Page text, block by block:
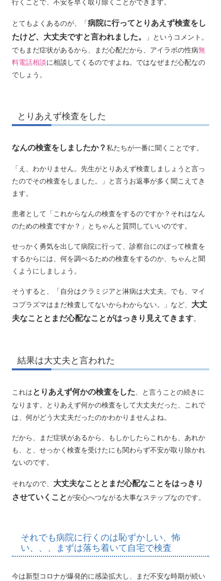
行くことで、不安を早く取り除くことができます。
とてもよくあるのが、「病院に行ってとりあえず検査をし
たけど、大丈夫ですと言われました。
」というコメント。
でもまだ症状があるから、まだ心配だから、アイラボの性病無
料電話相談に相談してくるのですよね。ではなぜまだ心配なの
でしょう。
とりあえず検査をした
なんの検査をしましたか？私たちが一番に聞くことです。
「え、わかりません。先生がとりあえず検査しましょうと言っ
たのでその検査をしました。」と言うお返事が多く聞こえてき
ます。
患者として「これからなんの検査をするのですか？それはなん
のための検査ですか？」とちゃんと質問していいのです。
せっかく勇気を出して病院に行って、診察台にのぼって検査を
するからには、何を調べるための検査をするのか、ちゃんと聞
くようにしましょう。
そうすると、「自分はクラミジアと淋病は大丈夫。でも、マイ
コプラズマはまだ検査してないからわからない。」など、 大丈
夫なこととまだ心配なことがはっきり見えてきます。
結果は大丈夫と言われた
これはとりあえず何かの検査をした 、と言うことの続きに
なります。とりあえず何かの検査をして大丈夫だった、これで
は、何がどう大丈夫だったのかわかりませんよね。
だから、まだ症状があるから、もしかしたらこれかも、あれか
も、と、せっかく検査を受けたにも関わらず不安が取り除かれ
ないのです。
それなので、 大丈夫なこととまだ心配なことをはっきり
させていくことが安心へつながる大事なステップなのです。
それでも病院に行くのは恥ずかしい、怖
い、、、まずは落ち着いて自宅で検査
今は新型コロナが爆発的に感染拡大し、まだ不安な時期が続い